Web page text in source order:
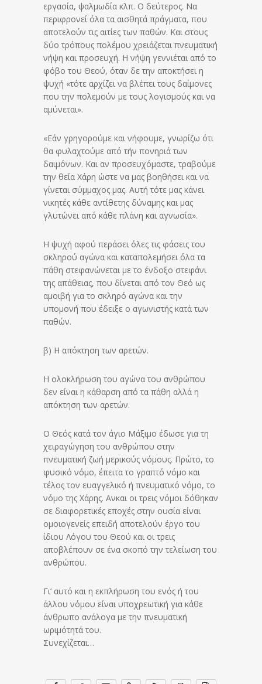
εργασία, ψαλμωδία κλπ. Ο δεύτερος. Να
περιφρονεί όλα τα αισθητά πράγματα, που
αποτελούν τις αιτίες των παθών. Και στους
δύο τρόπους πολέμου χρειάζεται πνευματική
νήψη και προσευχή. Η νήψη γεννιέται από το
φόβο του Θεού, όταν δε την αποκτήσει η
ψυχή «τότε αρχίζει να βλέπει τους δαίμονες
που την πολεμούν με τους λογισμούς και να
αμύνεται».
«Εάν γρηγορούμε και νήφουμε, γνωρίζω ότι
θα φυλαχτούμε από τήν πονηριά των
δαιμόνων. Και αν προσευχόμαστε, τραβούμε
την θεία Χάρη ώστε να μας βοηθήσει και να
γίνεται σύμμαχος μας. Αυτή τότε μας κάνει
νικητές κάθε αντίθετης δύναμης και μας
γλυτώνει από κάθε πλάνη και αγνωσία».
Η ψυχή αφού περάσει όλες τις φάσεις του
σκληρού αγώνα και καταπολεμήσει όλα τα
πάθη στεφανώνεται με το ένδοξο στεφάνι
της απάθειας, που δίνεται από τον Θεό ως
αμοιβή για το σκληρό αγώνα και την
υπομονή που έδειξε ο αγωνιστής κατά των
παθών.
β) Η απόκτηση των αρετών.
Η ολοκλήρωση του αγώνα του ανθρώπου
δεν είναι η κάθαρση από τα πάθη αλλά η
απόκτηση των αρετών.
Ο Θεός κατά τον άγιο Μάξιμο έδωσε για τη
χειραγώγηση του ανθρώπου στην
πνευματική ζωή μερικούς νόμους. Πρώτο, το
φυσικό νόμο, έπειτα το γραπτό νόμο και
τέλος τον ευαγγελικό ή πνευματικό νόμο, το
νόμο της Χάρης. Ανκαι οι τρεις νόμοι δόθηκαν
σε διαφορετικές εποχές στην ουσία είναι
ομοιογενείς επειδή αποτελούν έργο του
ίδιου Λόγου του Θεού και οι τρεις
αποβλέπουν σε ένα σκοπό την τελείωση του
ανθρώπου.
Γι’ αυτό και η εκπλήρωση του ενός ή του
άλλου νόμου είναι υποχρεωτική για κάθε
άνθρωπο ανάλογα με την πνευματική
ωριμότητά του.
Συνεχίζεται…